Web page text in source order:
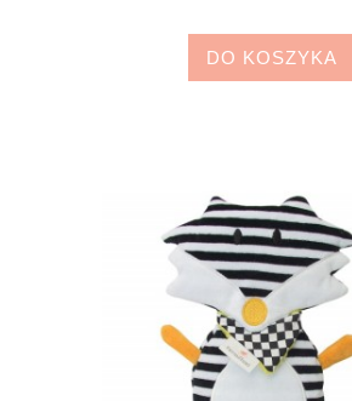
DO KOSZYKA